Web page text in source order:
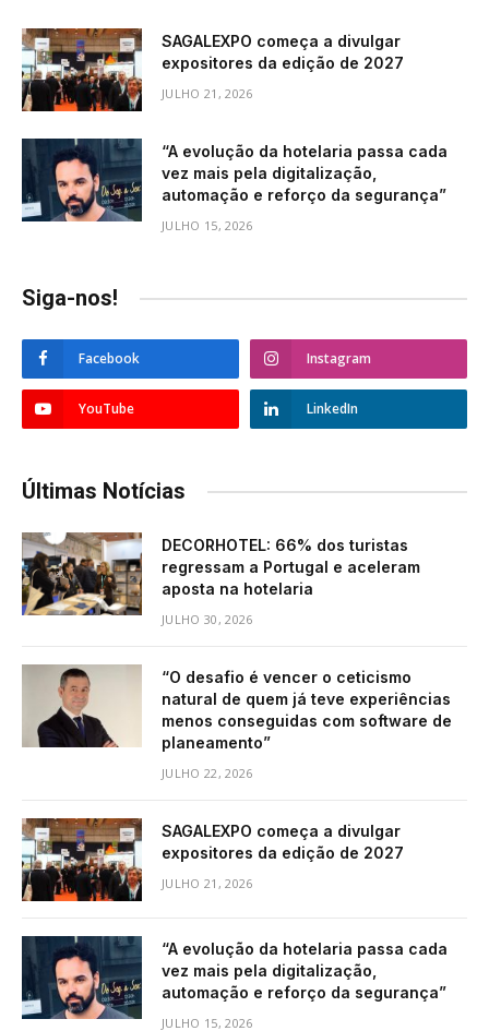
SAGALEXPO começa a divulgar
expositores da edição de 2027
JULHO 21, 2026
“A evolução da hotelaria passa cada
vez mais pela digitalização,
automação e reforço da segurança”
JULHO 15, 2026
Siga-nos!
Facebook Instagram
YouTube LinkedIn
Últimas Notícias
DECORHOTEL: 66% dos turistas
regressam a Portugal e aceleram
aposta na hotelaria
JULHO 30, 2026
“O desafio é vencer o ceticismo
natural de quem já teve experiências
menos conseguidas com software de
planeamento”
JULHO 22, 2026
SAGALEXPO começa a divulgar
expositores da edição de 2027
JULHO 21, 2026
“A evolução da hotelaria passa cada
vez mais pela digitalização,
automação e reforço da segurança”
JULHO 15, 2026